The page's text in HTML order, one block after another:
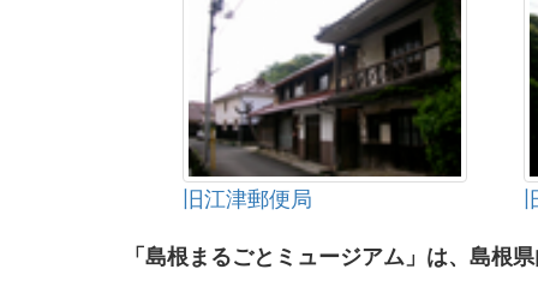
旧江津郵便局
「島根まるごとミュージアム」は、島根